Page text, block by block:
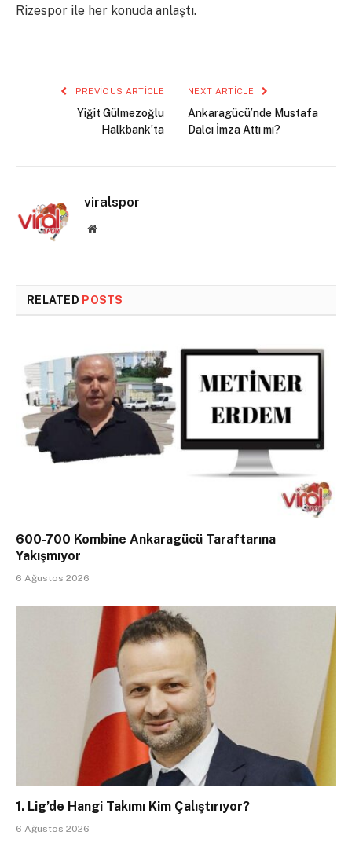
Rizespor ile her konuda anlaştı.
PREVIOUS ARTICLE
Yiğit Gülmezoğlu
Halkbank’ta
NEXT ARTICLE
Ankaragücü’nde Mustafa
Dalcı İmza Attı mı?
viralspor
Website
RELATED POSTS
600-700 Kombine Ankaragücü Taraftarına
Yakışmıyor
6 Ağustos 2026
1. Lig’de Hangi Takımı Kim Çalıştırıyor?
6 Ağustos 2026